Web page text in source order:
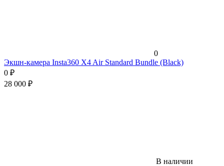
0
Экшн-камера Insta360 X4 Air Standard Bundle (Black)
0 ₽
28 000 ₽
В наличии